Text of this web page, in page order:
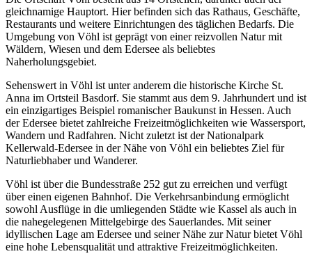
gleichnamige Hauptort. Hier befinden sich das Rathaus, Geschäfte,
Restaurants und weitere Einrichtungen des täglichen Bedarfs. Die
Umgebung von Vöhl ist geprägt von einer reizvollen Natur mit
Wäldern, Wiesen und dem Edersee als beliebtes
Naherholungsgebiet.
Sehenswert in Vöhl ist unter anderem die historische Kirche St.
Anna im Ortsteil Basdorf. Sie stammt aus dem 9. Jahrhundert und ist
ein einzigartiges Beispiel romanischer Baukunst in Hessen. Auch
der Edersee bietet zahlreiche Freizeitmöglichkeiten wie Wassersport,
Wandern und Radfahren. Nicht zuletzt ist der Nationalpark
Kellerwald-Edersee in der Nähe von Vöhl ein beliebtes Ziel für
Naturliebhaber und Wanderer.
Vöhl ist über die Bundesstraße 252 gut zu erreichen und verfügt
über einen eigenen Bahnhof. Die Verkehrsanbindung ermöglicht
sowohl Ausflüge in die umliegenden Städte wie Kassel als auch in
die nahegelegenen Mittelgebirge des Sauerlandes. Mit seiner
idyllischen Lage am Edersee und seiner Nähe zur Natur bietet Vöhl
eine hohe Lebensqualität und attraktive Freizeitmöglichkeiten.